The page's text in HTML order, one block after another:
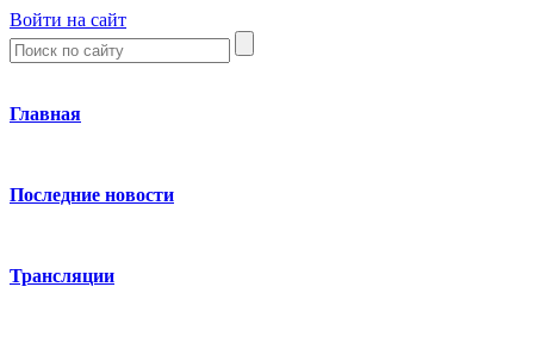
Войти на сайт
Главная
Последние новости
Трансляции